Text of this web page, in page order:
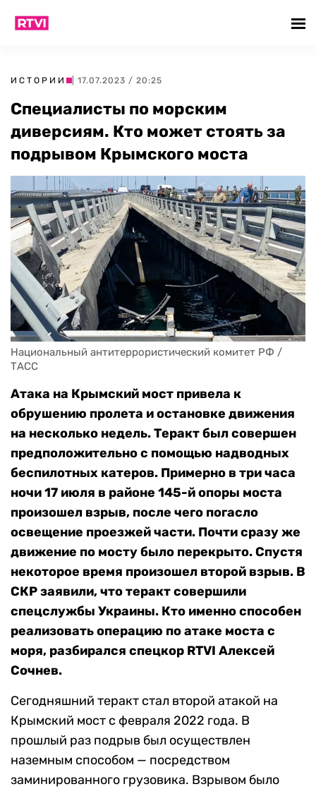
ИСТОРИИ | 17.07.2023 / 20:25
Специалисты по морским
диверсиям. Кто может стоять за
подрывом Крымского моста
Национальный антитеррористический комитет РФ /
ТАСС
Атака на Крымский мост привела к
обрушению пролета и остановке движения
на несколько недель. Теракт был совершен
предположительно с помощью надводных
беспилотных катеров. Примерно в три часа
ночи 17 июля в районе 145-й опоры моста
произошел взрыв, после чего погасло
освещение проезжей части. Почти сразу же
движение по мосту было перекрыто. Спустя
некоторое время произошел второй взрыв. В
СКР заявили, что теракт совершили
спецслужбы Украины. Кто именно способен
реализовать операцию по атаке моста с
моря, разбирался спецкор RTVI Алексей
Сочнев.
Сегодняшний теракт стал второй атакой на
Крымский мост с февраля 2022 года. В
прошлый раз подрыв был осуществлен
наземным способом — посредством
заминированного грузовика. Взрывом было